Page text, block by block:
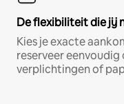
De flexibiliteit die jij
Kies je exacte
reserveer
verplichtingen of